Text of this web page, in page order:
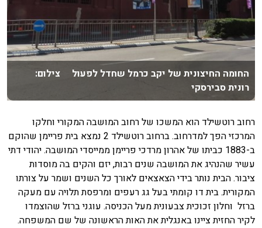
החומה החיצונית של יקב כרמל שחדל לפעול צילום:
רונית סבירסקי
רחוב רוטשילד הוא המשכו של רחוב המושבה המקורי וחלקו
המרכזי הפך למדרחוב. ברחוב רוטשילד 2 נמצא בית פריימן שהוקם
ב-1883 כביתו של אהרון מרדכי פריימן ממייסדי המושבה. יהודי דתי
עשיר שהנהיג את המושבה שנים רבות, יזם והקים בה מוסדות
ציבור. הבית נותר בידי הצאצאים לאורך כל השנים ושמר על צורתו
המקורית. בית דו קומתי בעל גג רעפים ומרפסת תלויה עם מעקה
ברזל וחלון זכוכית צבעונית מעל הכניסה. עוגני ברזל שהוצמדו
לקיר החזית ציינו באנגלית את האות הראשונה של שם המשפחה.